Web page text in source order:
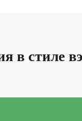
в стиле